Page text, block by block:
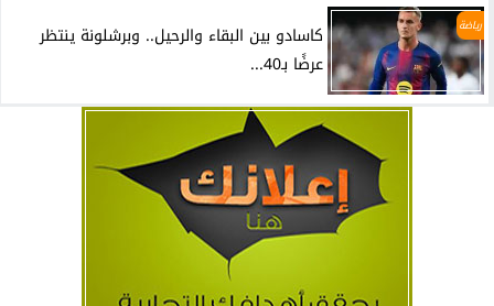
رياضة
كاسادو بين البقاء والرحيل.. وبرشلونة ينتظر
عرضًا بـ40...